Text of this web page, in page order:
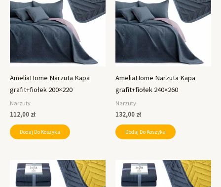
AmeliaHome Narzuta Kapa
grafit+fiołek 200×220
Narzuty
112,00 zł
Dodaj Do Koszyka
AmeliaHome Narzuta Kapa
grafit+fiołek 240×260
Narzuty
132,00 zł
Dodaj Do Koszyka